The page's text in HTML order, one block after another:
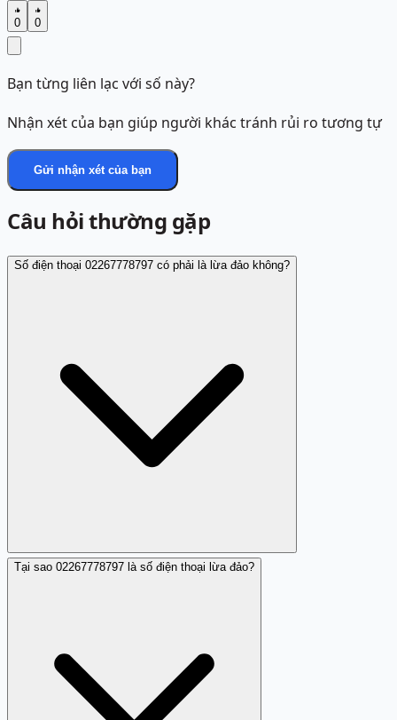
0 0
Bạn từng liên lạc với số này?
Nhận xét của bạn giúp người khác tránh rủi ro tương tự
Gửi nhận xét của bạn
Câu hỏi thường gặp
Số điện thoại 02267778797 có phải là lừa đảo không?
Tại sao 02267778797 là số điện thoại lừa đảo?